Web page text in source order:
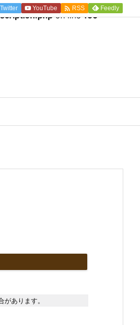
on line150
Twitter YouTube  RSS Feedly
あります。